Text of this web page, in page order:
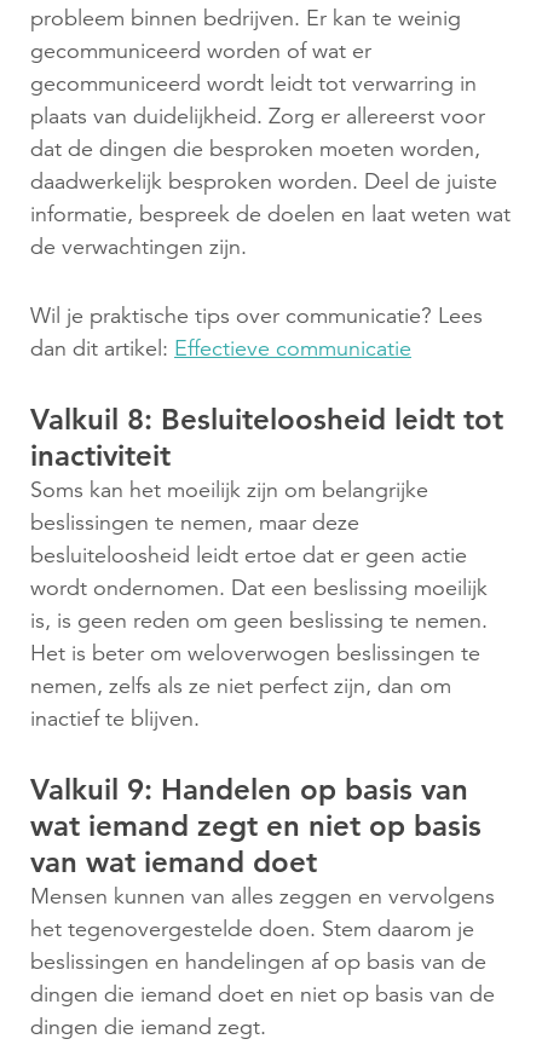
probleem binnen bedrijven. Er kan te weinig
gecommuniceerd worden of wat er
gecommuniceerd wordt leidt tot verwarring in
plaats van duidelijkheid. Zorg er allereerst voor
dat de dingen die besproken moeten worden,
daadwerkelijk besproken worden. Deel de juiste
informatie, bespreek de doelen en laat weten wat
de verwachtingen zijn.
Wil je praktische tips over communicatie? Lees
dan dit artikel: Effectieve communicatie
Valkuil 8: Besluiteloosheid leidt tot
inactiviteit
Soms kan het moeilijk zijn om belangrijke
beslissingen te nemen, maar deze
besluiteloosheid leidt ertoe dat er geen actie
wordt ondernomen. Dat een beslissing moeilijk
is, is geen reden om geen beslissing te nemen.
Het is beter om weloverwogen beslissingen te
nemen, zelfs als ze niet perfect zijn, dan om
inactief te blijven.
Valkuil 9: Handelen op basis van
wat iemand zegt en niet op basis
van wat iemand doet
Mensen kunnen van alles zeggen en vervolgens
het tegenovergestelde doen. Stem daarom je
beslissingen en handelingen af op basis van de
dingen die iemand doet en niet op basis van de
dingen die iemand zegt.